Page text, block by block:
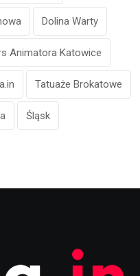
Dolina Warty
Animatora Katowice
Tatuaże Brokatowe
Śląsk